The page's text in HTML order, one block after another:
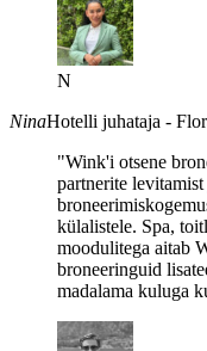
N
NinaHotelli juhataja -
"Wink'i otsene
partnerite
külalistele. Spa,
moodulitega aitab
broneeringuid
madalama kuluga